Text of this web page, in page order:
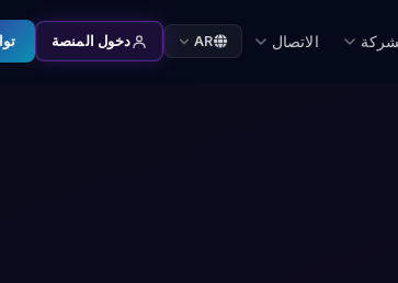
الاتصال AR دخول المنصة